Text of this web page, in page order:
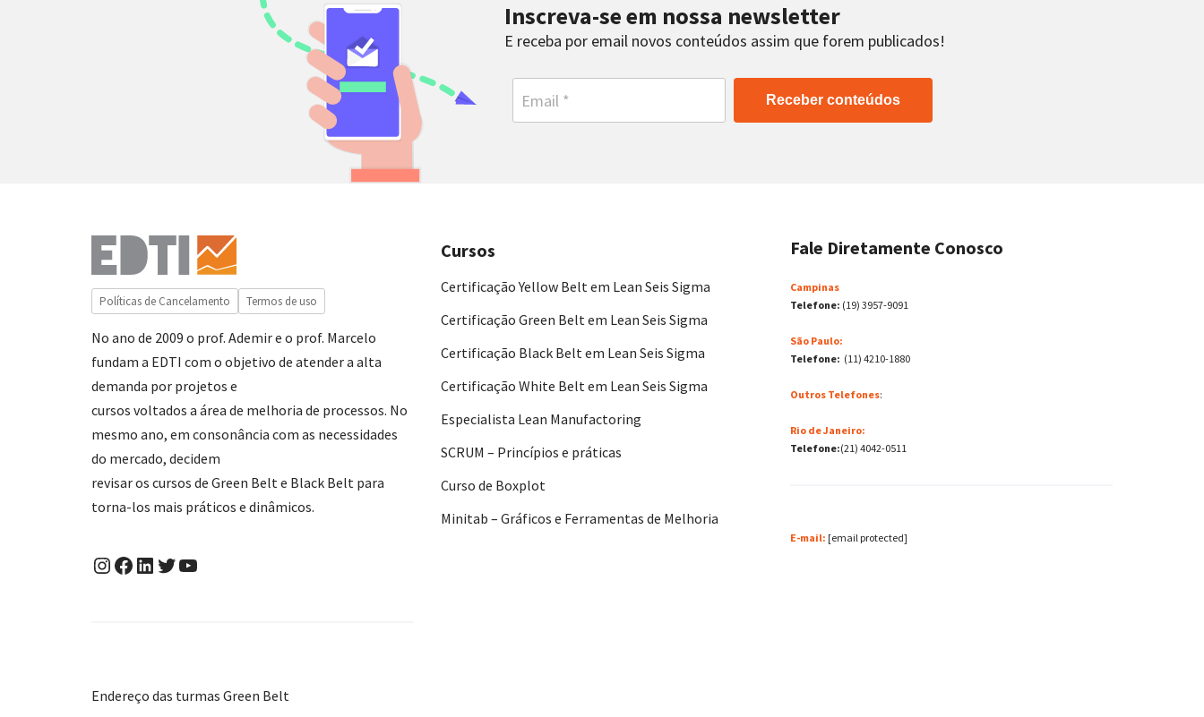
Inscreva-se em nossa newsletter
E receba por email novos conteúdos assim que forem publicados!
Receber conteúdos
Políticas de Cancelamento Termos de uso
No ano de 2009 o prof. Ademir e o prof. Marcelo
fundam a EDTI com o objetivo de atender a alta
demanda por projetos e
cursos voltados a área de melhoria de processos. No
mesmo ano, em consonância com as necessidades
do mercado, decidem
revisar os cursos de Green Belt e Black Belt para
torna-los mais práticos e dinâmicos.
Endereço das turmas Green Belt
Cursos
Certificação Yellow Belt em Lean Seis Sigma
Certificação Green Belt em Lean Seis Sigma
Certificação Black Belt em Lean Seis Sigma
Certificação White Belt em Lean Seis Sigma
Especialista Lean Manufactoring
SCRUM – Princípios e práticas
Curso de Boxplot
Minitab – Gráficos e Ferramentas de Melhoria
Fale Diretamente Conosco
Campinas
Telefone: (19) 3957-9091
São Paulo:
Telefone: (11) 4210-1880
Outros Telefones:
Rio de Janeiro:
Telefone:(21) 4042-0511
E-mail: [email protected]